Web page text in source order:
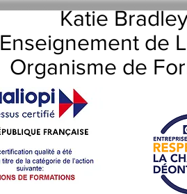
Katie
Enseignement de
Organisme de